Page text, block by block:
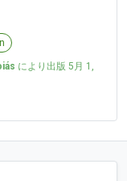
により出版 5月 1,